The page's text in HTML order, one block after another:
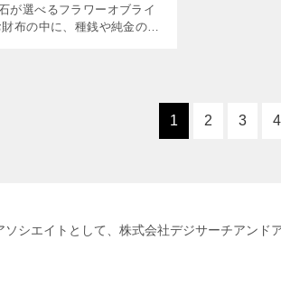
が選べるフラワーオブライ
布の中に、種銭や純金の縁
1 2 3 4
ソシエイトとして、株式会社デジサーチアンド